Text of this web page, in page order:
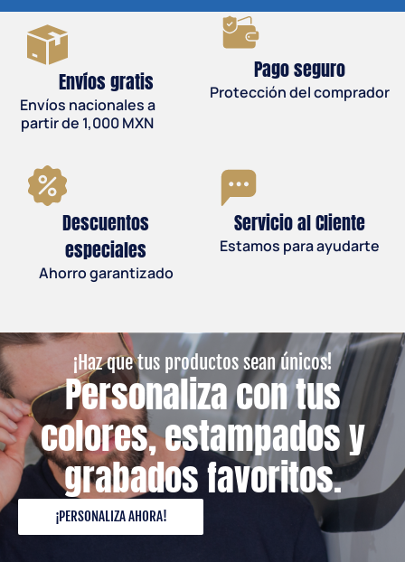
Envíos gratis
Envíos nacionales a
partir de 1,000 MXN
Pago seguro
Protección del comprador
Descuentos
especiales
Ahorro garantizado
Servicio al Cliente
Estamos para ayudarte
¡Haz que tus productos sean únicos!
Personaliza con tus
colores, estampados y
grabados favoritos.
¡PERSONALIZA AHORA!